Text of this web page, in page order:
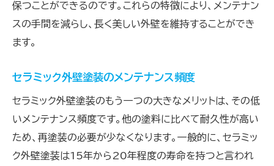
保つことができるのです。これらの特徴により、メンテナン
スの手間を減らし、長く美しい外壁を維持することができ
ます。
セラミック外壁塗装のメンテナンス頻度
セラミック外壁塗装のもう一つの大きなメリットは、その低
いメンテナンス頻度です。他の塗料に比べて耐久性が高い
ため、再塗装の必要が少なくなります。一般的に、セラミッ
ク外壁塗装は15年から20年程度の寿命を持つと言われ